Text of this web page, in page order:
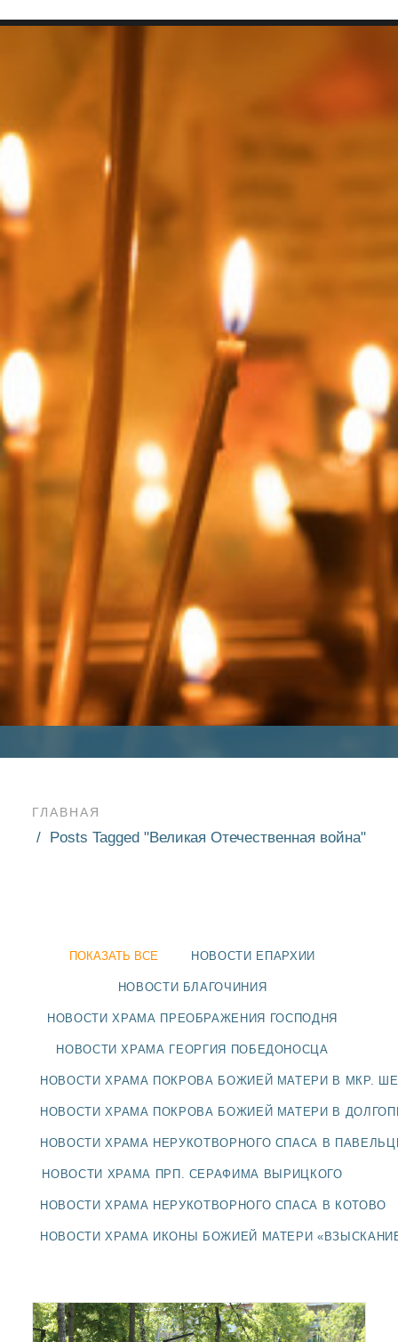
SEARCH
НОВОСТИ
БЛАГОЧИНИЯ
ДОЛГОПРУДНЕНСКОЕ
ГЛАВНАЯ
Posts Tagged "Великая Отечественная война"
ПОКАЗАТЬ ВСЕ НОВОСТИ ЕПАРХИИ
НОВОСТИ БЛАГОЧИНИЯ
НОВОСТИ ХРАМА ПРЕОБРАЖЕНИЯ ГОСПОДНЯ
НОВОСТИ ХРАМА ГЕОРГИЯ ПОБЕДОНОСЦА
НОВОСТИ ХРАМА ПОКРОВА БОЖИЕЙ МАТЕРИ В МКР.
НОВОСТИ ХРАМА ПОКРОВА БОЖИЕЙ МАТЕРИ В
НОВОСТИ ХРАМА НЕРУКОТВОРНОГО СПАСА В
НОВОСТИ ХРАМА ПРП. СЕРАФИМА ВЫРИЦКОГО
НОВОСТИ ХРАМА НЕРУКОТВОРНОГО СПАСА В КОТОВО
НОВОСТИ ХРАМА ИКОНЫ БОЖИЕЙ МАТЕРИ